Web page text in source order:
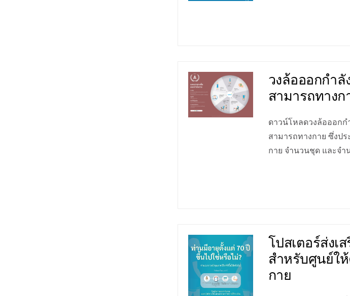
วงล้อออกกำ
สามารถทางก
ดาวน์โหลดวงล้อออกก
สามารถทางกาย ซึ่งป
กาย จำนวนชุด และจ
โปสเตอร์ส่งเ
สำหรับศูนย์ใ
กาย